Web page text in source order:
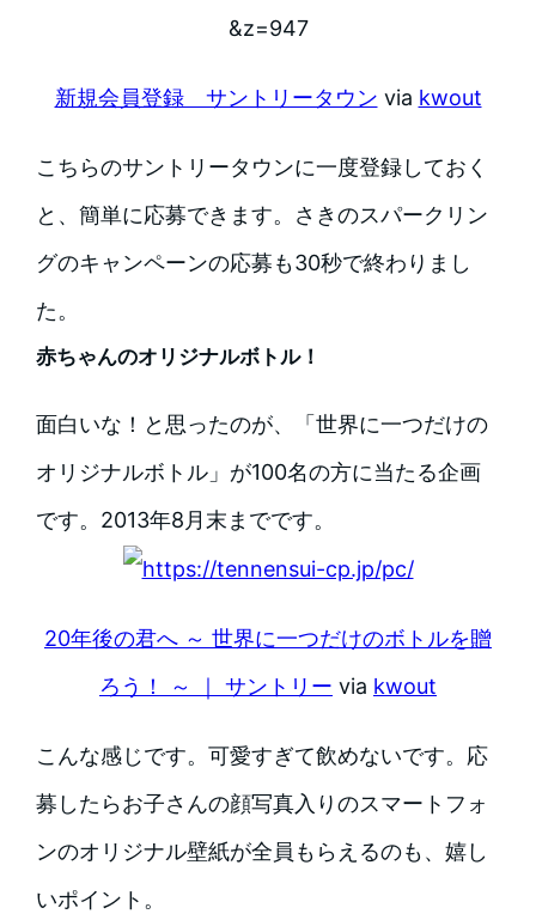
新規会員登録 サントリータウン via kwout
こちらのサントリータウンに一度登録しておく
と、簡単に応募できます。さきのスパークリン
グのキャンペーンの応募も30秒で終わりまし
た。
赤ちゃんのオリジナルボトル！
面白いな！と思ったのが、「世界に一つだけの
オリジナルボトル」が100名の方に当たる企画
です。2013年8月末までです。
20年後の君へ ～ 世界に一つだけのボトルを贈
ろう！ ～ ｜ サントリー via kwout
こんな感じです。可愛すぎて飲めないです。応
募したらお子さんの顔写真入りのスマートフォ
ンのオリジナル壁紙が全員もらえるのも、嬉し
いポイント。